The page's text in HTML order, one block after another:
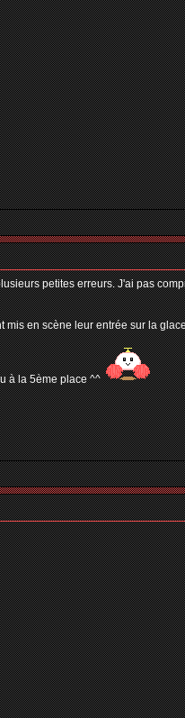
petites erreurs. J'ai pas
mis en scène leur entrée sur la
à la 5ème place ^^